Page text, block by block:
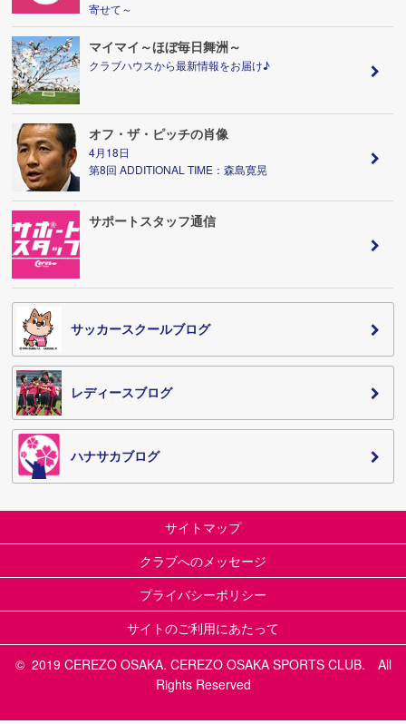
寄せて～
マイマイ～ほぼ毎日舞洲～
クラブハウスから最新情報をお届け♪
オフ・ザ・ピッチの肖像
4月18日
第8回 ADDITIONAL TIME：森島寛晃
サポートスタッフ通信
サッカースクールブログ
レディースブログ
ハナサカブログ
サイトマップ
クラブへのメッセージ
プライバシーポリシー
サイトのご利用にあたって
© 2019 CEREZO OSAKA. CEREZO OSAKA SPORTS CLUB. All
Rights Reserved